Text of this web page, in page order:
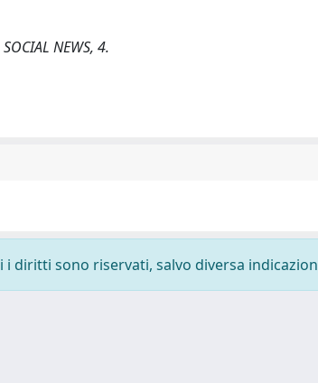
NEWS, 4.
diritti sono riservati, salvo diversa